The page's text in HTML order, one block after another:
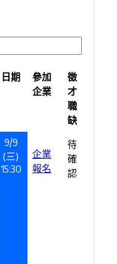
日期
參加
企業
徵
才
職
缺
9/9
(三)
15:30
企業
報名
待
確
認